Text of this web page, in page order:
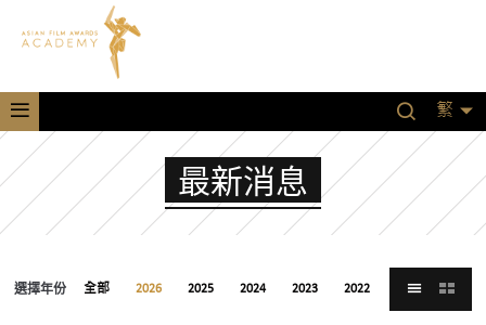
繁
最新消息
選擇年份 全部 2026 2025 2024 2023 2022 2021